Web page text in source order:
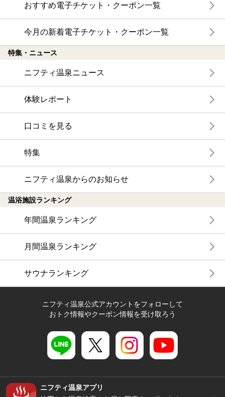
おすすめ電子チケット・クーポン一覧
今月の新着電子チケット・クーポン一覧
特集・ニュース
ニフティ温泉ニュース
体験レポート
口コミを見る
特集
ニフティ温泉からのお知らせ
温浴施設ランキング
年間温泉ランキング
月間温泉ランキング
サウナランキング
ニフティ温泉公式アカウントをフォローして
おトク情報やクーポン情報を受け取ろう
ニフティ温泉アプリ